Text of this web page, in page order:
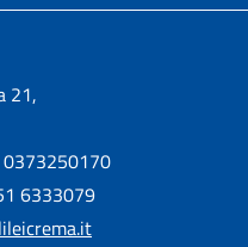
21,
6333079